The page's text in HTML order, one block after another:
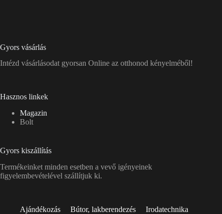
Gyors vásárlás
Intézd vásárlásodat gyorsan Online az otthonod kényelméből!
Hasznos linkek
Magazin
Bolt
Gyors kiszállítás
Termékeinket minden esetben a vevő igényeinek
figyelembevételével szállítjuk ki.
Ajándékozás Bútor, lakberendezés Irodatechnika